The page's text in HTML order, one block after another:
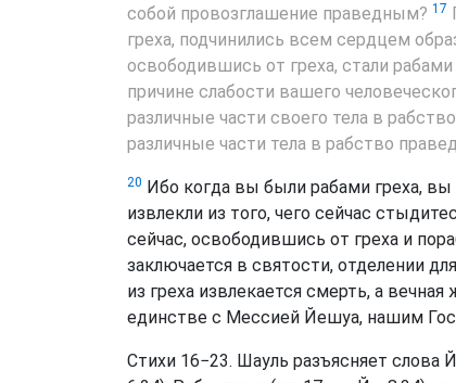
собой провозглашение праведным? 17
греха, подчинились всем сердцем
освободившись от греха, стали
причине слабости вашего
различные части своего тела в
различные части тела в рабство
20 Ибо когда вы были рабами греха,
извлекли из того, чего сейчас
сейчас, освободившись от греха и
заключается в святости, отделении
из греха извлекается смерть, а
единстве с Мессией Йешуа, нашим
Стихи 16−23. Шауль разъясняет